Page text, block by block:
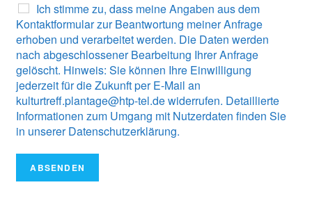
Ich stimme zu, dass meine Angaben aus dem
Kontaktformular zur Beantwortung meiner Anfrage
erhoben und verarbeitet werden. Die Daten werden
nach abgeschlossener Bearbeitung Ihrer Anfrage
gelöscht. Hinweis: Sie können Ihre Einwilligung
jederzeit für die Zukunft per E-Mail an
kulturtreff.plantage@htp-tel.de widerrufen. Detaillierte
Informationen zum Umgang mit Nutzerdaten finden Sie
in unserer Datenschutzerklärung.
ABSENDEN